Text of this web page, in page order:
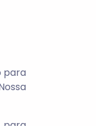
para